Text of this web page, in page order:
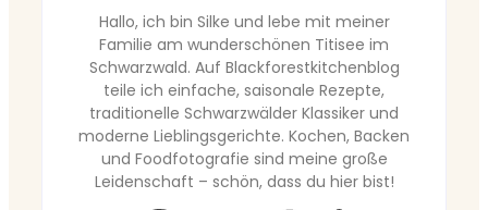
Hallo, ich bin Silke und lebe mit meiner
Familie am wunderschönen Titisee im
Schwarzwald. Auf Blackforestkitchenblog
teile ich einfache, saisonale Rezepte,
traditionelle Schwarzwälder Klassiker und
moderne Lieblingsgerichte. Kochen, Backen
und Foodfotografie sind meine große
Leidenschaft – schön, dass du hier bist!